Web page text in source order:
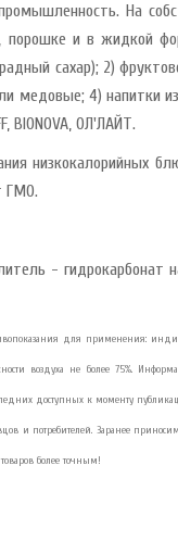
На
и в жидкой
сахар); 2)
медовые; 4) напитки
BIONOVA, ОЛ'ЛАЙТ.
низкокалорийных
ГМО.
- гидрокарбонат
для применения:
воздуха не более 75%.
доступных к моменту
и потребителей. Заранее
более точным!